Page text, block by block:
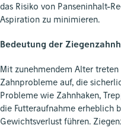
das Risiko von Panseninhalt-
Aspiration zu minimieren.
Bedeutung der
Mit zunehmendem Alter
Zahnprobleme auf, die
Probleme wie Zahnhaken,
die Futteraufnahme erheblich
Gewichtsverlust führen.